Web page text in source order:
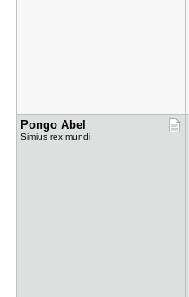
Pongo Abel
Simius rex mundi